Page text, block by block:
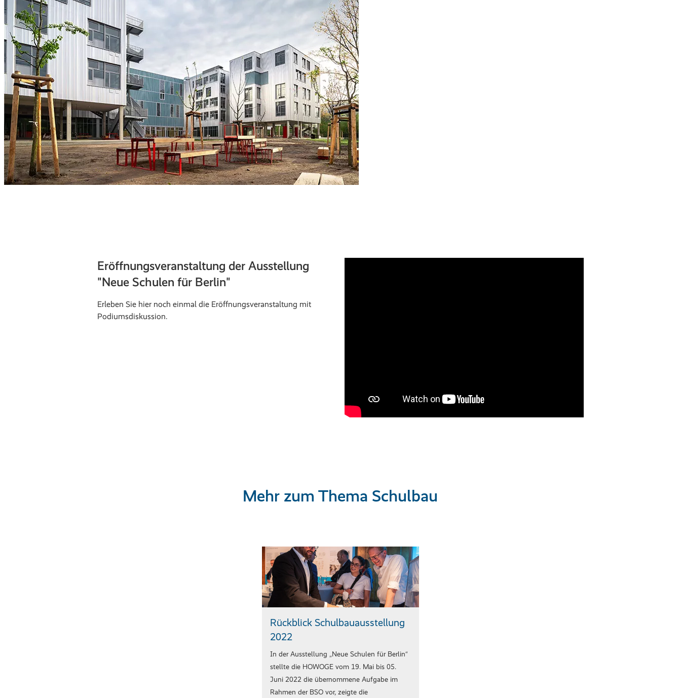
Eröffnungsveranstaltung der Ausstellung
"Neue Schulen für Berlin"
Erleben Sie hier noch einmal die Eröffnungsveranstaltung mit
Podiumsdiskussion.
Mehr zum Thema Schulbau
Rückblick Schulbauausstellung
2022
In der Ausstellung „Neue Schulen für Berlin“
stellte die HOWOGE vom 19. Mai bis 05.
Juni 2022 die übernommene Aufgabe im
Rahmen der BSO vor, zeigte die